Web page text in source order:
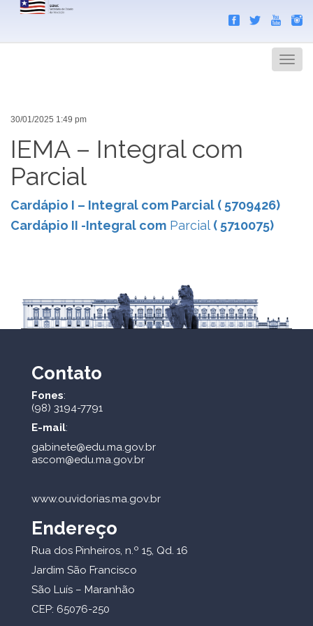
Menu
30/01/2025 1:49 pm
IEMA – Integral com
Parcial
Cardápio I – Integral com Parcial ( 5709426)
Cardápio II -Integral com Parcial ( 5710075)
Contato
Fones:
(98) 3194-7791
E-mail:
gabinete@edu.ma.gov.br
ascom@edu.ma.gov.br
www.ouvidorias.ma.gov.br
Endereço
Rua dos Pinheiros, n.º 15, Qd. 16
Jardim São Francisco
São Luís – Maranhão
CEP: 65076-250